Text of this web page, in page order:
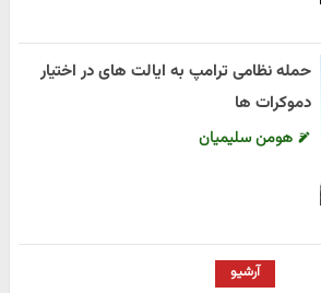
حمله نظامی ترامپ به ایالت های در اختیار
دموکرات ها
هومن سلیمیان
آرشیو